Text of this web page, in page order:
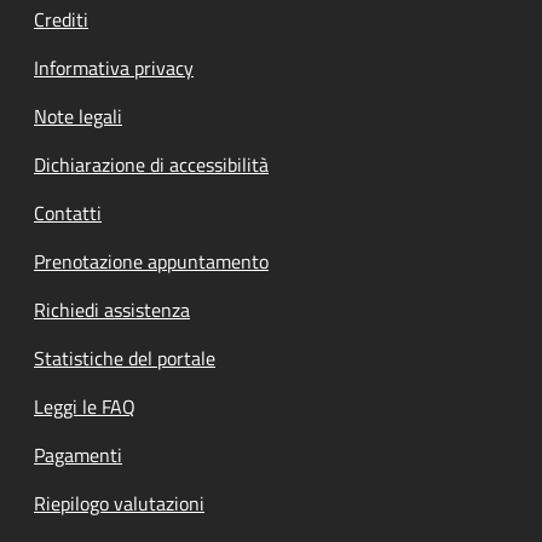
Crediti
Informativa privacy
Note legali
Dichiarazione di accessibilità
Contatti
Prenotazione appuntamento
Richiedi assistenza
Statistiche del portale
Leggi le FAQ
Pagamenti
Riepilogo valutazioni